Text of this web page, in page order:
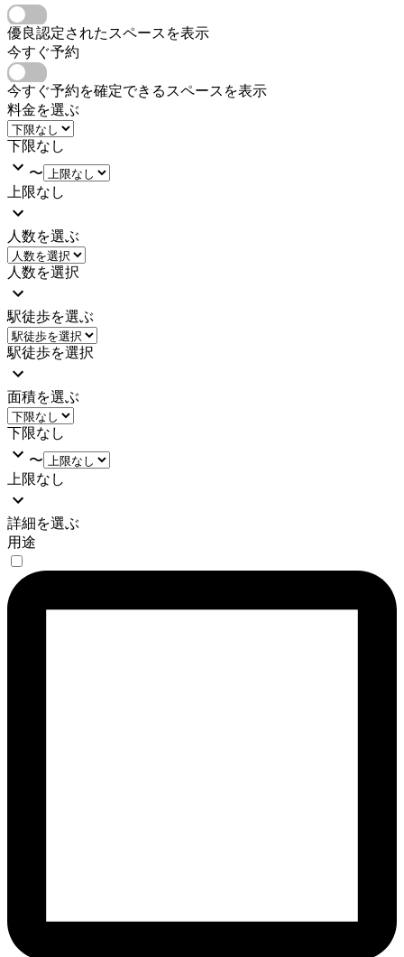
優良認定されたスペースを表示
今すぐ予約
今すぐ予約を確定できるスペースを表示
料金を選ぶ
下限なし
〜
上限なし
人数を選ぶ
人数を選択
駅徒歩を選ぶ
駅徒歩を選択
面積を選ぶ
下限なし
〜
上限なし
詳細を選ぶ
用途